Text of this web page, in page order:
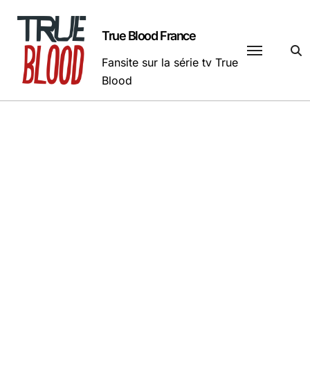
contenu
True Blood France
Fansite sur la série tv True
Blood